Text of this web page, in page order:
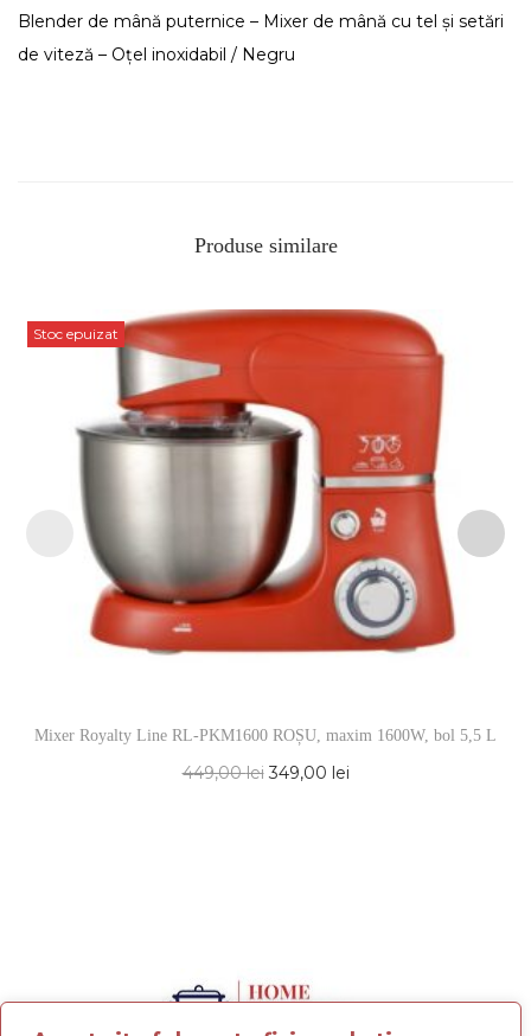
Blender de mână puternice – Mixer de mână cu tel și setări
de viteză – Oțel inoxidabil / Negru
Produse similare
Stoc epuizat
Mixer Royalty Line RL-PKM1600 ROȘU, maxim 1600W, bol 5,5 L
449,00lei 349,00 lei